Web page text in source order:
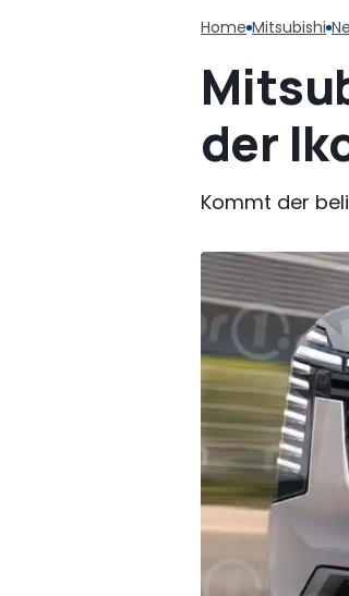
Home Mitsubishi
der
Kommt der